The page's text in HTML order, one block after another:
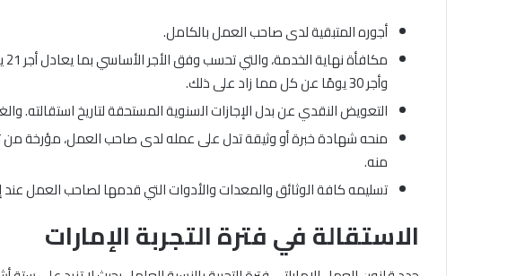
أجوره المتبقية لدى صاحب العمل بالكامل.
وأجر 30 يومًا عن كل مما زاد على ذلك.
التعويض النقدي عن بدل الإجازات السنوية المستحقة لتاريخ استقالته.
منحه شهادة خبرة أو وثيقة تدل على عمله لدى صاحب العمل، مؤرخة من
منه.
تسليمه كافة الوثائق والمعدات والأدوات التي قدمها لصاحب العمل عند
الاستقالة في فترة التجربة الإمارات